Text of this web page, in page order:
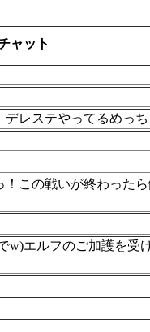
ャット
レステやってるめっち
この戦いが終わった
w)エルフのご加護を受